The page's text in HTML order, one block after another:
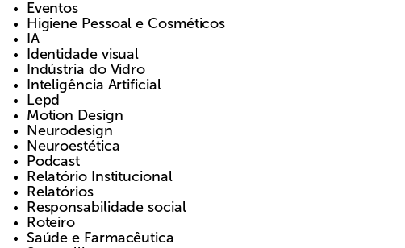
Eventos
Higiene Pessoal e Cosméticos
IA
Identidade visual
Indústria do Vidro
Inteligência Artificial
Lepd
Motion Design
Neurodesign
Neuroestética
Podcast
Relatório Institucional
Relatórios
Responsabilidade social
Roteiro
Saúde e Farmacêutica